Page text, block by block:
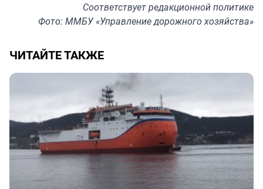
Соответствуетредакционной политике
Фото: ММБУ «Управление дорожного хозяйства»
ЧИТАЙТЕ ТАКЖЕ